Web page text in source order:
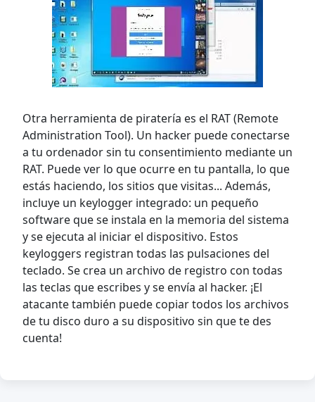
Otra herramienta de piratería es el RAT (Remote
Administration Tool). Un hacker puede conectarse
a tu ordenador sin tu consentimiento mediante un
RAT. Puede ver lo que ocurre en tu pantalla, lo que
estás haciendo, los sitios que visitas... Además,
incluye un keylogger integrado: un pequeño
software que se instala en la memoria del sistema
y se ejecuta al iniciar el dispositivo. Estos
keyloggers registran todas las pulsaciones del
teclado. Se crea un archivo de registro con todas
las teclas que escribes y se envía al hacker. ¡El
atacante también puede copiar todos los archivos
de tu disco duro a su dispositivo sin que te des
cuenta!